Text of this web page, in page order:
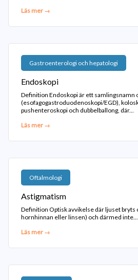
Läs mer →
Gastroenterologi och hepatologi
Endoskopi
Definition Endoskopi är ett samlingsnamn
(esofagogastroduodenoskopi/EGD),
pushenteroskopi och dubbelballong, där...
Läs mer →
Oftalmologi
Astigmatism
Definition Optisk avvikelse där ljuset bryts
hornhinnan eller linsen) och därmed inte...
Läs mer →